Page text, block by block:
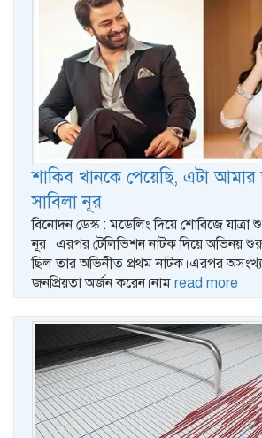
শাকিব খানকে পেয়েছি, এটা
সাবিলা নূর
বিনোদন ডেস্ক : মডেলিং দিয়ে শোবিজে যাত্রা
নূর। এরপর টেলিভিশন নাটক দিয়ে অভিনয় শুরু
ছিল তার অভিনীত প্রথম নাটক।এরপর
জনপ্রিয়তা অর্জন করেন।নাম read more